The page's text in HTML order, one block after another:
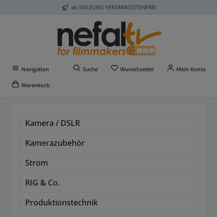
Zum Hauptinhalt springen ab 500 EURO VERSANKOSTENFREI
Navigation Suche Wunschzettel Du hast 0 Produkte auf
Mein Konto
Warenkorb
Kamera / DSLR
Kamerazubehör
Strom
RIG & Co.
Produktionstechnik